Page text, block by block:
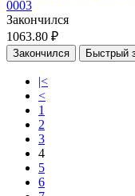
0003
Закончился
1063.80 ₽
Закончился Быстрый
|<
<
1
2
3
4
5
6